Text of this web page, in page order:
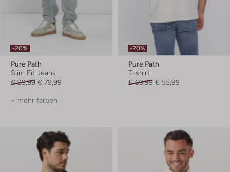
-20%
Pure Path
Slim Fit Jeans
€ 99,99 € 79,99
+ mehr farben
-20%
Pure Path
T-shirt
€ 69,99 € 55,99